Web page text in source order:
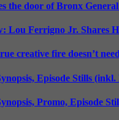
the door of Bronx General
Lou Ferrigno Jr. Shares
creative fire doesn’t
Episode Stills
Promo, Episode